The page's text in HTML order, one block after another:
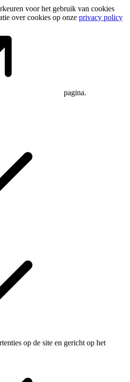
voor het gebruik van cookies
over cookies op onze privacy policy
pagina.
op de site en gericht op het